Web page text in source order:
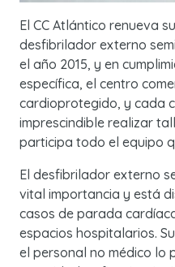
El CC Atlántico renueva
desfibrilador externo
el año 2015, y en
específica, el centro
cardioprotegido, y cada
imprescindible realizar
participa todo el equipo
El desfibrilador externo
vital importancia y está
casos de parada
espacios hospitalarios.
el personal no médico lo